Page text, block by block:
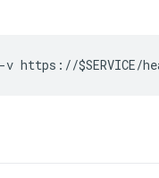
-v https://